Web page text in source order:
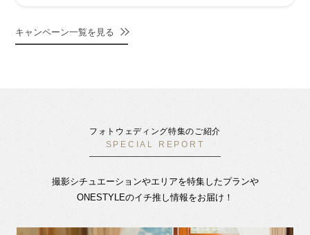
キャンペーン一覧を見る
フォトウェディング特集のご紹介
SPECIAL REPORT
撮影シチュエーションやエリアを特集したプランや
ONESTYLEのイチ推し情報をお届け！